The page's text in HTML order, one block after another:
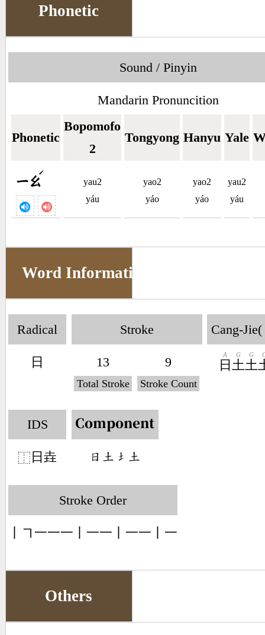
Phonetic
Sound / Pinyin
Mandarin Pronuncition
Phonetic
Bopomofo
2
Tongyong Hanyu Yale
ㄧㄠ
ˊ
yau2
yáu
yao2
yáo
yao2
yáo
yau2
yáu
Word Information
Radical
日
Stroke
13
Total Stroke
9
Stroke Count
Cang-Jie(
日
A
土
G
土
G
IDS
⿰ 日垚
Component
󶃐󶁢󶁣󶁢
Stroke Order
丨㇕一一一丨一一丨一一丨一
Others